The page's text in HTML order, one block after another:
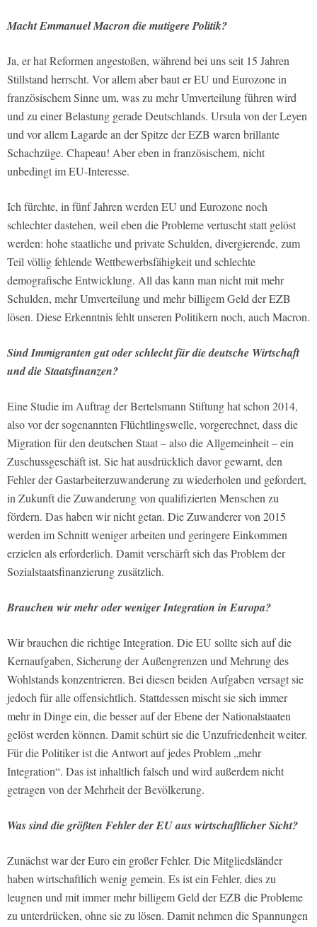
Macht Emmanuel Macron die mutigere Politik?
Ja, er hat Reformen angestoßen, während bei uns seit 15 Jahren
Stillstand herrscht. Vor allem aber baut er EU und Eurozone in
französischem Sinne um, was zu mehr Umverteilung führen wird
und zu einer Belastung gerade Deutschlands. Ursula von der Leyen
und vor allem Lagarde an der Spitze der EZB waren brillante
Schachzüge. Chapeau! Aber eben in französischem, nicht
unbedingt im EU-Interesse.
Ich fürchte, in fünf Jahren werden EU und Eurozone noch
schlechter dastehen, weil eben die Probleme vertuscht statt gelöst
werden: hohe staatliche und private Schulden, divergierende, zum
Teil völlig fehlende Wettbewerbsfähigkeit und schlechte
demografische Entwicklung. All das kann man nicht mit mehr
Schulden, mehr Umverteilung und mehr billigem Geld der EZB
lösen. Diese Erkenntnis fehlt unseren Politikern noch, auch Macron.
Sind Immigranten gut oder schlecht für die deutsche Wirtschaft
und die Staatsfinanzen?
Eine Studie im Auftrag der Bertelsmann Stiftung hat schon 2014,
also vor der sogenannten Flüchtlingswelle, vorgerechnet, dass die
Migration für den deutschen Staat – also die Allgemeinheit – ein
Zuschussgeschäft ist. Sie hat ausdrücklich davor gewarnt, den
Fehler der Gastarbeiterzuwanderung zu wiederholen und gefordert,
in Zukunft die Zuwanderung von qualifizierten Menschen zu
fördern. Das haben wir nicht getan. Die Zuwanderer von 2015
werden im Schnitt weniger arbeiten und geringere Einkommen
erzielen als erforderlich. Damit verschärft sich das Problem der
Sozialstaatsfinanzierung zusätzlich.
Brauchen wir mehr oder weniger Integration in Europa?
Wir brauchen die richtige Integration. Die EU sollte sich auf die
Kernaufgaben, Sicherung der Außengrenzen und Mehrung des
Wohlstands konzentrieren. Bei diesen beiden Aufgaben versagt sie
jedoch für alle offensichtlich. Stattdessen mischt sie sich immer
mehr in Dinge ein, die besser auf der Ebene der Nationalstaaten
gelöst werden können. Damit schürt sie die Unzufriedenheit weiter.
Für die Politiker ist die Antwort auf jedes Problem „mehr
Integration“. Das ist inhaltlich falsch und wird außerdem nicht
getragen von der Mehrheit der Bevölkerung.
Was sind die größten Fehler der EU aus wirtschaftlicher Sicht?
Zunächst war der Euro ein großer Fehler. Die Mitgliedsländer
haben wirtschaftlich wenig gemein. Es ist ein Fehler, dies zu
leugnen und mit immer mehr billigem Geld der EZB die Probleme
zu unterdrücken, ohne sie zu lösen. Damit nehmen die Spannungen